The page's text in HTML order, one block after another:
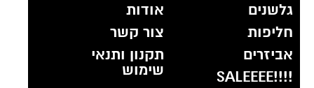
גלשנים
חליפות
אביזרים
!!!!SALEEEE
אודות
צור קשר
תקנון ותנאי
שימוש